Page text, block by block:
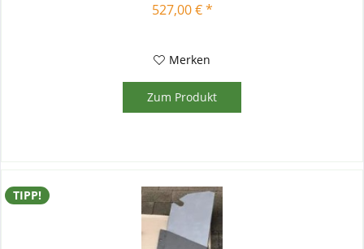
527,00 € *
Merken
Zum Produkt
TIPP!